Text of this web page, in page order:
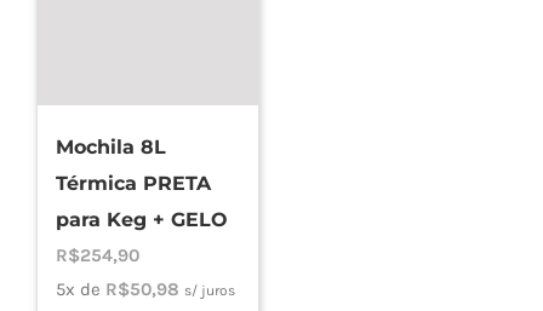
Mochila 8L
Térmica PRETA
para Keg + GELO
R$254,90
5x de R$50,98 s/ juros